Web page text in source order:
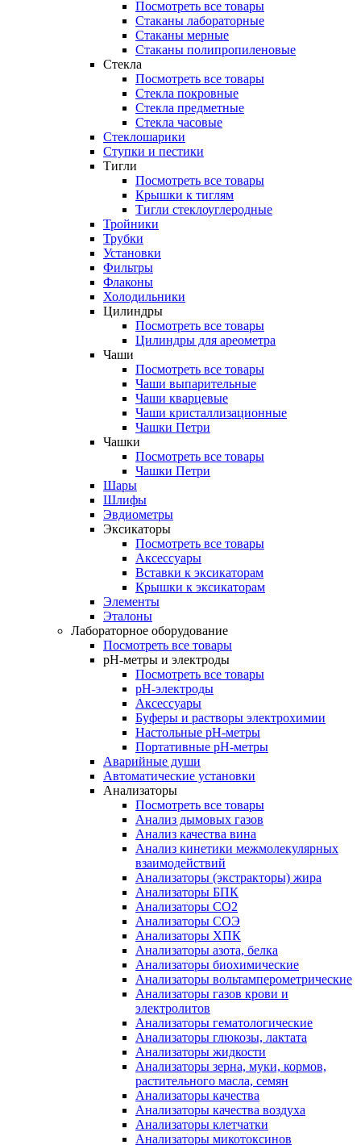
Посмотреть все товары
Стаканы лабораторные
Стаканы мерные
Стаканы полипропиленовые
Стекла
Посмотреть все товары
Стекла покровные
Стекла предметные
Стекла часовые
Стеклошарики
Ступки и пестики
Тигли
Посмотреть все товары
Крышки к тиглям
Тигли стеклоуглеродные
Тройники
Трубки
Установки
Фильтры
Флаконы
Холодильники
Цилиндры
Посмотреть все товары
Цилиндры для ареометра
Чаши
Посмотреть все товары
Чаши выпарительные
Чаши кварцевые
Чаши кристаллизационные
Чашки Петри
Чашки
Посмотреть все товары
Чашки Петри
Шары
Шлифы
Эвдиометры
Эксикаторы
Посмотреть все товары
Аксессуары
Вставки к эксикаторам
Крышки к эксикаторам
Элементы
Эталоны
Лабораторное оборудование
Посмотреть все товары
pH-метры и электроды
Посмотреть все товары
pH-электроды
Аксессуары
Буферы и растворы электрохимии
Настольные рН-метры
Портативные рН-метры
Аварийные души
Автоматические установки
Анализаторы
Посмотреть все товары
Анализ дымовых газов
Анализ качества вина
Анализ кинетики межмолекулярных
взаимодействий
Анализаторы (экстракторы) жира
Анализаторы БПК
Анализаторы СО2
Анализаторы СОЭ
Анализаторы ХПК
Анализаторы азота, белка
Анализаторы биохимические
Анализаторы вольтамперометрические
Анализаторы газов крови и
электролитов
Анализаторы гематологические
Анализаторы глюкозы, лактата
Анализаторы жидкости
Анализаторы зерна, муки, кормов,
растительного масла, семян
Анализаторы качества
Анализаторы качества воздуха
Анализаторы клетчатки
Анализаторы микотоксинов